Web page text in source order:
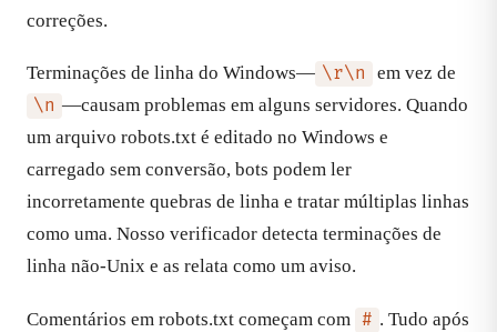
correções.
Terminações de linha do Windows— \r\n
em vez de
\n —causam problemas em alguns servidores. Quando
um arquivo robots.txt é editado no Windows e
carregado sem conversão, bots podem ler
incorretamente quebras de linha e tratar múltiplas linhas
como uma. Nosso verificador detecta terminações de
linha não-Unix e as relata como um aviso.
Comentários em robots.txt começam com # . Tudo após